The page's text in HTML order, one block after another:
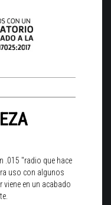
.015 "radio que hace
uso con algunos
viene en un acabado